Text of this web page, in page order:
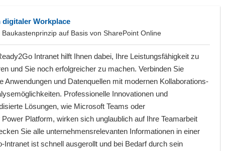
digitaler Workplace
auf Basis von SharePoint Online
Intranet hilft Ihnen dabei, Ihre Leistungsfähigkeit zu
und Sie noch erfolgreicher zu machen. Verbinden Sie
Anwendungen und Datenquellen mit modernen Kollaborations-
Professionelle Innovationen und
Lösungen, wie Microsoft Teams oder
Platform, wirken sich unglaublich auf Ihre Teamarbeit
Sie alle unternehmensrelevanten Informationen in einer
Intranet ist schnell ausgerollt und bei Bedarf durch sein